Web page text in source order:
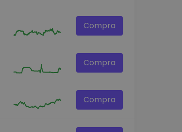
Compra
Compra
Compra